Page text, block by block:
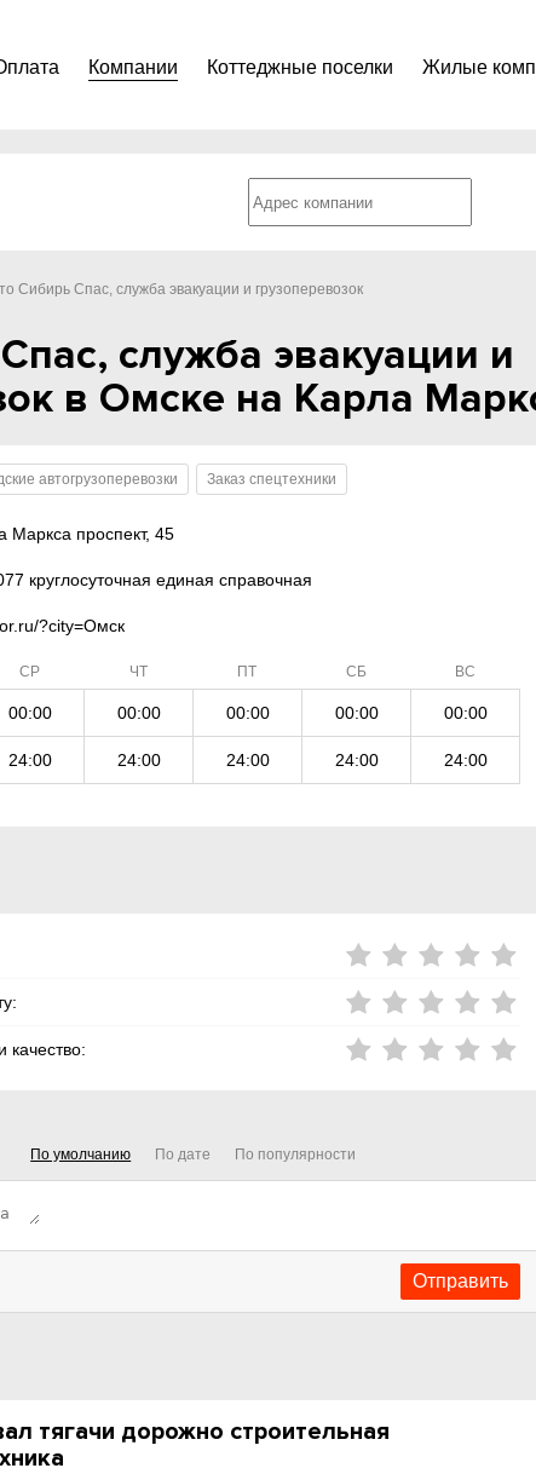
Компании Коттеджные поселки Жилые
Сибирь Спас, служба эвакуации и грузоперевозок
служба эвакуации и
в Омске на Карла
автогрузоперевозки Заказ спецтехники
Маркса проспект, 45
круглосуточная единая справочная
?city=Омск
СР ЧТ ПТ СБ ВС
00:00 00:00 00:00 00:00 00:00
24:00 24:00 24:00 24:00 24:00
качество:
По умолчанию По дате По популярности
тягачи дорожно строительная